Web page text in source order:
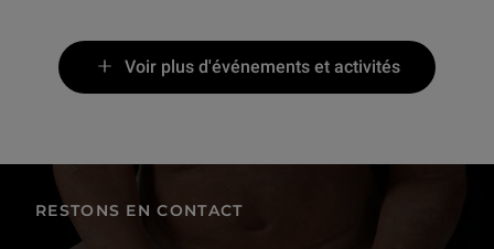
Voir plus d'événements et activités
RESTONS EN CONTACT